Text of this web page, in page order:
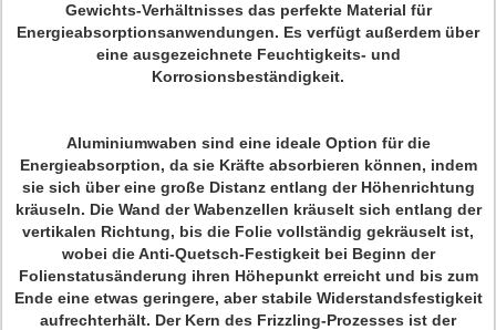
Gewichts-Verhältnisses das perfekte Material für
Energieabsorptionsanwendungen. Es verfügt außerdem über
eine ausgezeichnete Feuchtigkeits- und
Korrosionsbeständigkeit.
Aluminiumwaben sind eine ideale Option für die
Energieabsorption, da sie Kräfte absorbieren können, indem
sie sich über eine große Distanz entlang der Höhenrichtung
kräuseln. Die Wand der Wabenzellen kräuselt sich entlang der
vertikalen Richtung, bis die Folie vollständig gekräuselt ist,
wobei die Anti-Quetsch-Festigkeit bei Beginn der
Folienstatusänderung ihren Höhepunkt erreicht und bis zum
Ende eine etwas geringere, aber stabile Widerstandsfestigkeit
aufrechterhält. Der Kern des Frizzling-Prozesses ist der